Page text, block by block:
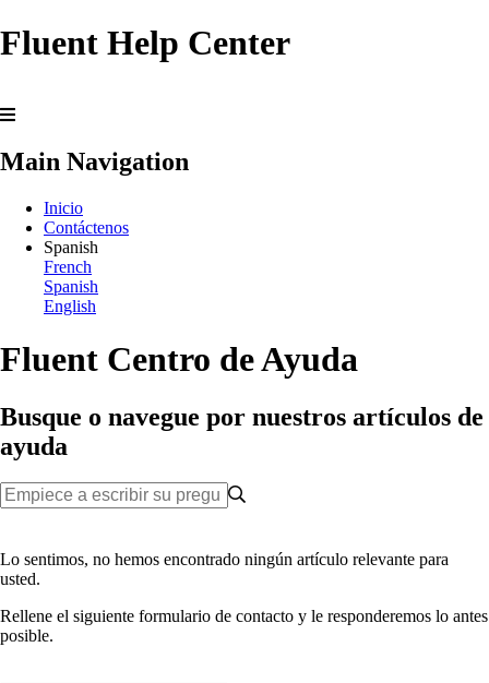
Fluent Help Center
Main Navigation
Inicio
Contáctenos
Spanish
French
Spanish
English
Fluent Centro de Ayuda
Busque o navegue por nuestros artículos de
ayuda
Lo sentimos, no hemos encontrado ningún artículo relevante para
usted.
Rellene el siguiente formulario de contacto y le responderemos lo antes
posible.